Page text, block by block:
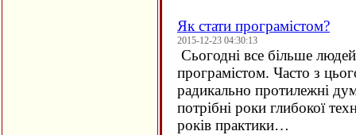
Як стати програмістом?
2015-12-23 04:30:13
Сьогодні все більше
програмістом. Часто з
радикально протилежні
потрібні роки глибокої
років практики…